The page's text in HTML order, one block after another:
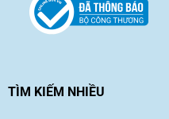
TÌM KIẾM NHIỀU